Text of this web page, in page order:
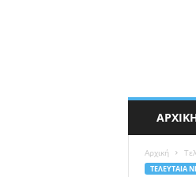
Αρχική
ΤΕΛΕΥΤΑΊΑ